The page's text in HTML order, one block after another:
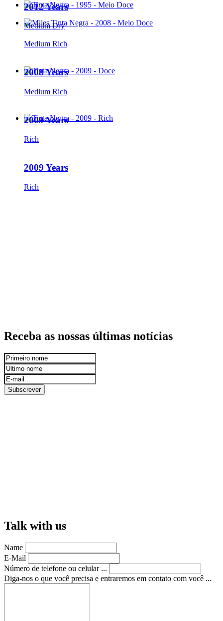
2012 Years
Medium Dry
Medium Rich
2008 Years
Medium Rich
2009 Years
Rich
2009 Years
Rich
Receba as nossas últimas notícias
Subscrever
Talk with us
Name
E-Mail
Número de telefone ou celular ...
Diga-nos o que você precisa e entraremos em contato com você ...